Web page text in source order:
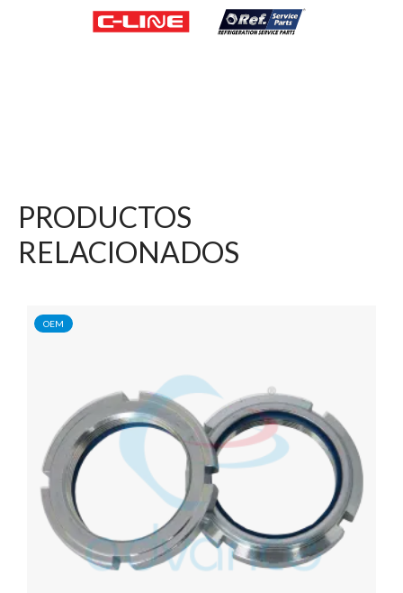
PRODUCTOS
RELACIONADOS
OEM